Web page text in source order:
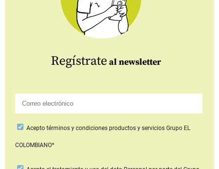
Regístrate al newsletter
Aceptotérminos y condiciones productos y serviciosGrupo EL
COLOMBIANO*